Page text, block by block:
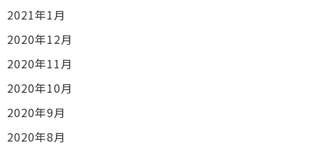
2021年1月
2020年12月
2020年11月
2020年10月
2020年9月
2020年8月